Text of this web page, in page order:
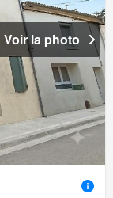
Voir la photo